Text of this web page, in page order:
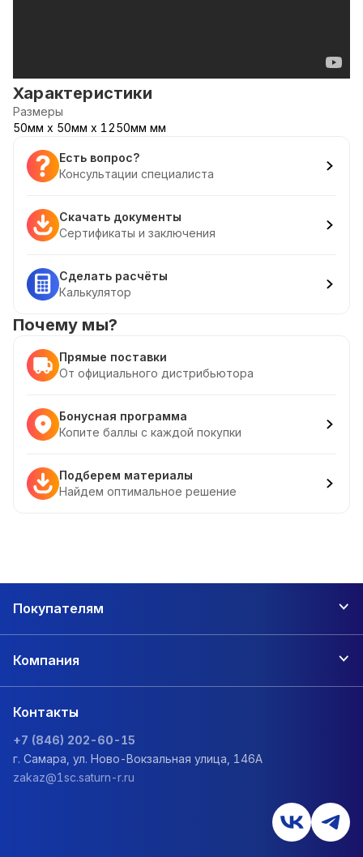
Характеристики
Размеры
50мм х 50мм х 1250мм мм
Есть вопрос?
Консультации специалиста
Скачать документы
Сертификаты и заключения
Сделать расчёты
Калькулятор
Почему мы?
Прямые поставки
От официального дистрибьютора
Бонусная программа
Копите баллы с каждой покупки
Подберем материалы
Найдем оптимальное решение
Покупателям
Компания
Контакты
+7 (846) 202-60-15
г. Самара, ул. Ново-Вокзальная улица, 146А
zakaz@1sc.saturn-r.ru